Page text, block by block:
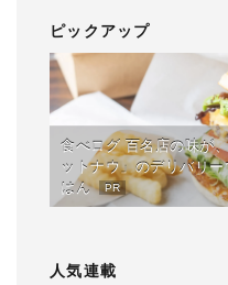
ピックアップ
食べログ 百名店の味が
ットナウ」のデリバリ
はん
PR
人気連載